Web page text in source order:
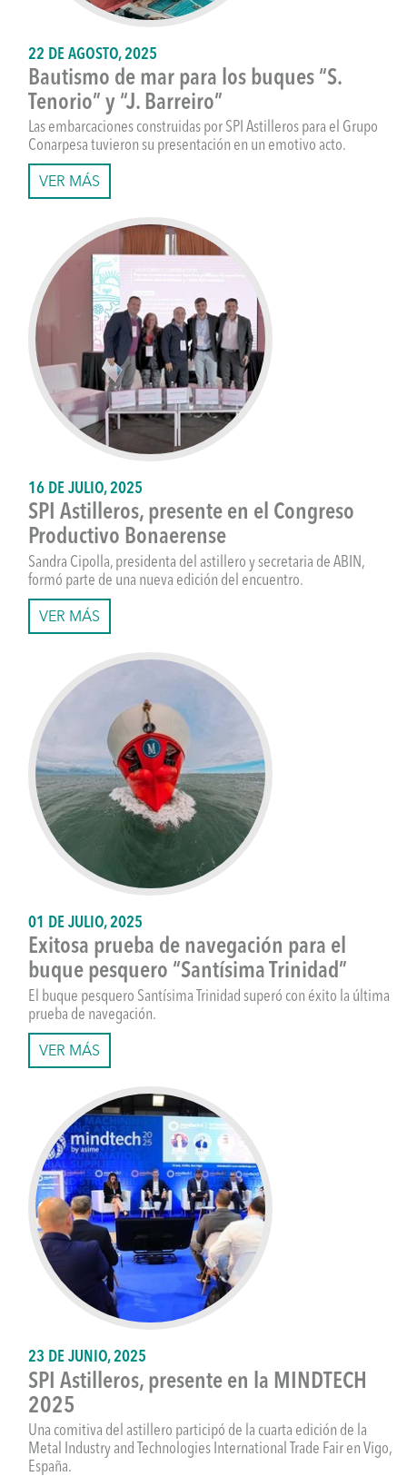
22 DE AGOSTO, 2025
Bautismo de mar para los buques “S.
Tenorio” y “J. Barreiro”
Las embarcaciones construidas por SPI Astilleros para el Grupo
Conarpesa tuvieron su presentación en un emotivo acto.
VER MÁS
16 DE JULIO, 2025
SPI Astilleros, presente en el Congreso
Productivo Bonaerense
Sandra Cipolla, presidenta del astillero y secretaria de ABIN,
formó parte de una nueva edición del encuentro.
VER MÁS
01 DE JULIO, 2025
Exitosa prueba de navegación para el
buque pesquero “Santísima Trinidad”
El buque pesquero Santísima Trinidad superó con éxito la última
prueba de navegación.
VER MÁS
23 DE JUNIO, 2025
SPI Astilleros, presente en la MINDTECH
2025
Una comitiva del astillero participó de la cuarta edición de la
Metal Industry and Technologies International Trade Fair en Vigo,
España.